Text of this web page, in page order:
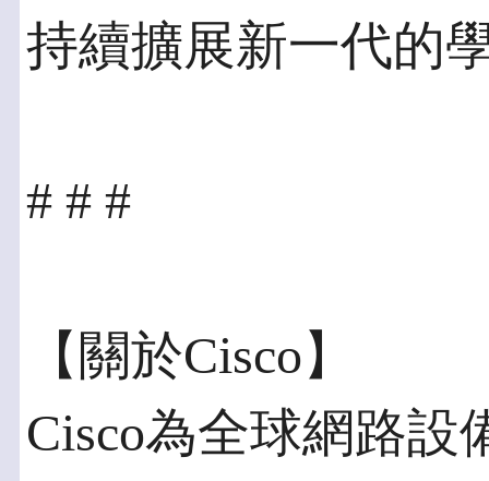
持續擴展新一代的
# # #
【關於Cisco】
Cisco為全球網路設